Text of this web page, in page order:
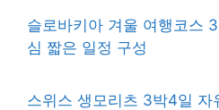
슬로바키아 겨울 여행코스
심 짧은 일정 구성
스위스 생모리츠 3박4일 자